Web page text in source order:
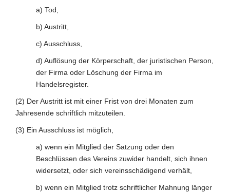
a) Tod,
b) Austritt,
c) Ausschluss,
d) Auflösung der Körperschaft, der juristischen Person,
der Firma oder Löschung der Firma im
Handelsregister.
(2) Der Austritt ist mit einer Frist von drei Monaten zum
Jahresende schriftlich mitzuteilen.
(3) Ein Ausschluss ist möglich,
a) wenn ein Mitglied der Satzung oder den
Beschlüssen des Vereins zuwider handelt, sich ihnen
widersetzt, oder sich vereinsschädigend verhält,
b) wenn ein Mitglied trotz schriftlicher Mahnung länger